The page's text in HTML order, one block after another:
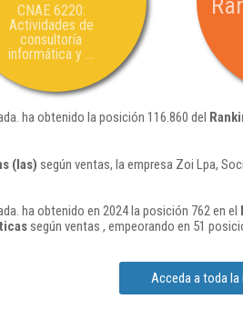
CNAE 6220:
Actividades de
consultoría
informática y ...
ha obtenido la posición 116.860 del
(las) según ventas, la empresa Zoi Lpa,
ha obtenido en 2024 la posición 762 en el
según ventas , empeorando en 51
Acceda a toda